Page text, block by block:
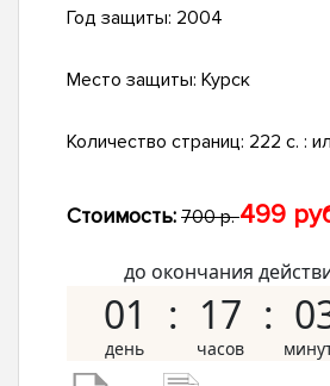
Год защиты: 2004
Место защиты: Курск
Количество страниц: 222 с. :
Стоимость: 700 р.499
до окончания
01 17